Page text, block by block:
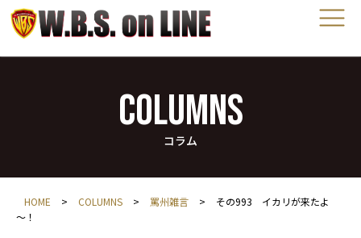
COLUMNS
コラム
HOME > COLUMNS > 罵州雑言 >
その993 イカリが来たよ
～！